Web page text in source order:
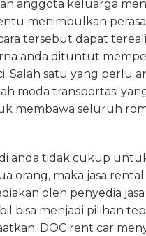
anggota keluarga
menimbulkan
tersebut dapat
anda dituntut
Salah satu yang perlu
moda transportasi
membawa seluruh
anda tidak cukup
orang, maka jasa rental
oleh penyedia jasa
bisa menjadi pilihan
DOC rent car